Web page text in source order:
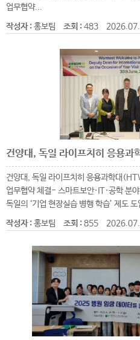
업무협약...
작성자 :홍보팀 조회 :483
건양대, 독일 라이프치히 응용과학대
업무협약 체결- 스마트보안·IT·공학 분
독일의 ‘기업 현장실습 병행 학습’ 제도
작성자 :홍보팀 조회 :855